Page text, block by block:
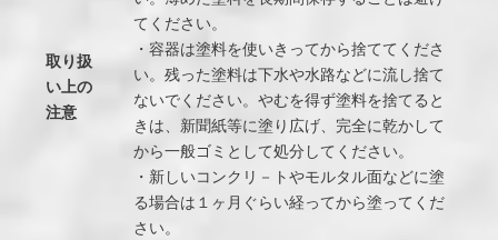
取り扱
い上の
注意
てください。
・容器は塗料を使いきってから捨ててくださ
い。残った塗料は下水や水路などに流し捨て
ないでください。やむを得ず塗料を捨てると
きは、新聞紙等に塗り広げ、完全に乾かして
から一般ゴミとして処分してください。
・新しいコンクリ－トやモルタル面などに塗
る場合は１ヶ月ぐらい経ってから塗ってくだ
さい。